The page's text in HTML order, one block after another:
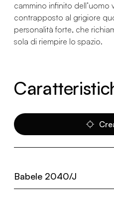
cammino infinito dell’uomo
contrapposto al grigiore
personalità forte, che
sola di riempire lo spazio.
Babele 2040/J